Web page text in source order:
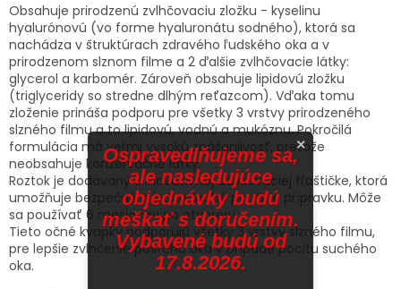
Obsahuje prirodzenú zvlhčovaciu zložku - kyselinu
hyalurónovú (vo forme hyaluronátu sodného), ktorá sa
nachádza v štruktúrach zdravého ľudského oka a v
prirodzenom slznom filme a 2 ďalšie zvlhčovacie látky:
glycerol a karbomér. Zároveň obsahuje lipidovú zložku
(triglyceridy so stredne dlhým reťazcom). Vďaka tomu
zloženie prináša podporu pre všetky 3 vrstvy prirodzeného
slzného filmu a to lipidovú, vodnú a mukóznu. Pokročilá
formulácia má veľmi vysokú znášanlivosť, pretože
neobsahuje konzervačné látky.
Roztok je dodávaný v inovatívnej dávkovaciej fľaštičke, ktorá
umožňuje bezpečné a jednoduché použitie prípravku. Môže
sa používať 6 mesiacov po otvorení.
Tieto očné kvapky podporujú všetky 3 vrstvy slzného filmu,
pre lepšie zvlhčenie povrchu oka v prípade pocitu suchého
oka.
×
Ospravedlňujeme sa,
ale nasledujúce
objednávky budú
meškať s doručením.
Vybavené budú od
17.8.2026.